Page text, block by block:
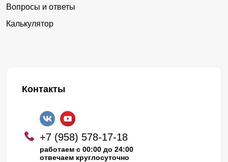
Вопросы и ответы
Калькулятор
Контакты
+7 (958) 578-17-18
работаем с 00:00 до 24:00
отвечаем круглосуточно